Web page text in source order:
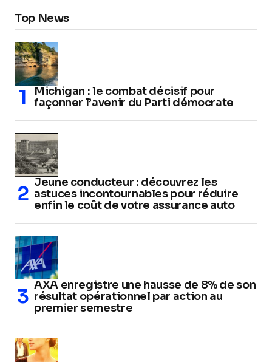
Top News
Michigan : le combat décisif pour
façonner l’avenir du Parti démocrate
Jeune conducteur : découvrez les
astuces incontournables pour réduire
enfin le coût de votre assurance auto
AXA enregistre une hausse de 8% de son
résultat opérationnel par action au
premier semestre